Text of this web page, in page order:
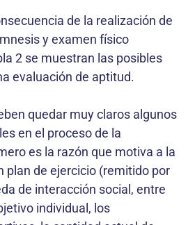
de la realización de
y examen físico
2 se muestran las posibles
evaluación de aptitud.
quedar muy claros algunos
en el proceso de la
es la razón que motiva a la
plan de ejercicio (remitido por
de interacción social, entre
individual, los